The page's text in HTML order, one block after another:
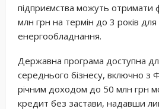
підприємства можуть отримати
млн грн на термін до 3 років
енергообладнання.
Державна програма доступна
середнього бізнесу, включно з
річним доходом до 50 млн грн
кредит без застави, надавши